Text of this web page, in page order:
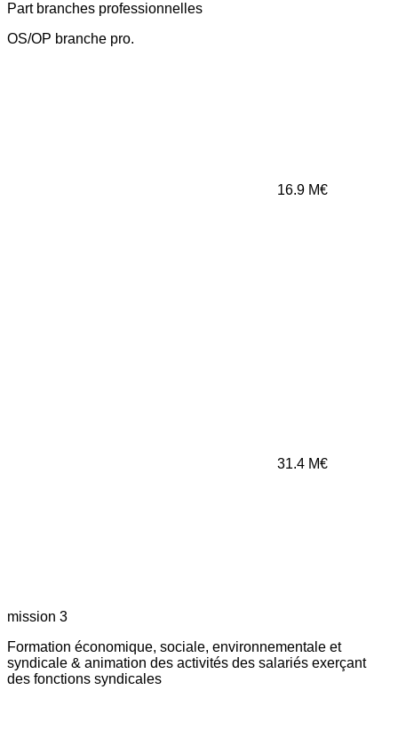
Part branches professionnelles
OS/OP branche pro.
16.9 M€
31.4 M€
mission 3
Formation économique, sociale, environnementale et
syndicale & animation des activités des salariés exerçant
des fonctions syndicales